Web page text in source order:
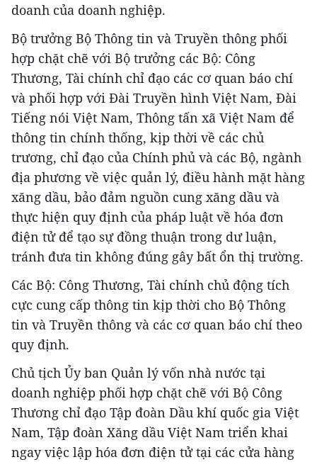
doanh của doanh nghiệp.
Bộ trưởng Bộ Thông tin và Truyền thông phối
hợp chặt chẽ với Bộ trưởng các Bộ: Công
Thương, Tài chính chỉ đạo các cơ quan báo chí
và phối hợp với Đài Truyền hình Việt Nam, Đài
Tiếng nói Việt Nam, Thông tấn xã Việt Nam để
thông tin chính thống, kịp thời về các chủ
trương, chỉ đạo của Chính phủ và các Bộ, ngành
địa phương về việc quản lý, điều hành mặt hàng
xăng dầu, bảo đảm nguồn cung xăng dầu và
thực hiện quy định của pháp luật về hóa đơn
điện tử để tạo sự đồng thuận trong dư luận,
tránh đưa tin không đúng gây bất ổn thị trường.
Các Bộ: Công Thương, Tài chính chủ động tích
cực cung cấp thông tin kịp thời cho Bộ Thông
tin và Truyền thông và các cơ quan báo chí theo
quy định.
Chủ tịch Ủy ban Quản lý vốn nhà nước tại
doanh nghiệp phối hợp chặt chẽ với Bộ Công
Thương chỉ đạo Tập đoàn Dầu khí quốc gia Việt
Nam, Tập đoàn Xăng dầu Việt Nam triển khai
ngay việc lập hóa đơn điện tử tại các cửa hàng